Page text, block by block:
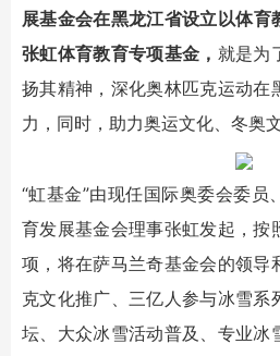
展基金会在黑龙江省设立以体
张虹体育教育专项基金， 就是为
扬其精神，深化奥林匹克运动在
力，同时，助力奥运文化、冬奥
“虹基金”由现任国际奥委会委员
育发展基金会理事张虹发起，按
项，将在萨马兰奇基金会的领导
克文化推广、三亿人参与冰雪系
坛、大众冰雪活动普及、专业冰